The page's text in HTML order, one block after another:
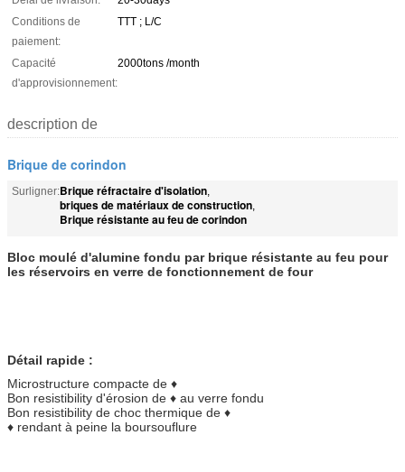
Conditions de
paiement:
TTT ; L/C
Capacité
d'approvisionnement:
2000tons /month
description de
Brique de corindon
Surligner:Brique réfractaire d'isolation,
briques de matériaux de construction,
Brique résistante au feu de corindon
Bloc moulé d'alumine fondu par brique résistante au feu pour
les réservoirs en verre de fonctionnement de four
Détail rapide :
Microstructure compacte de ♦
Bon resistibility d'érosion de ♦ au verre fondu
Bon resistibility de choc thermique de ♦
♦ rendant à peine la boursouflure